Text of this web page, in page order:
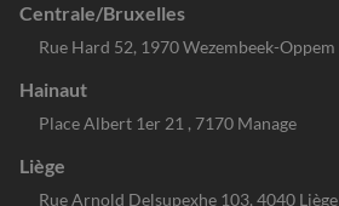
Centrale/Bruxelles
Rue Hard 52, 1970 Wezembeek-Oppem
Hainaut
Place Albert 1er 21 , 7170 Manage
Liège
Rue Arnold Delsupexhe 103, 4040 Liège